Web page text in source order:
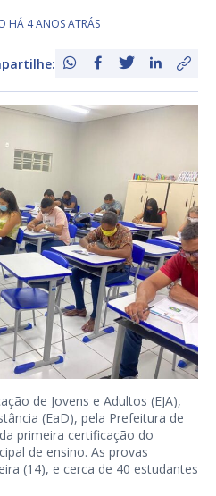
HÁ 4 ANOS ATRÁS
de Jovens e Adultos (EJA),
(EaD), pela Prefeitura de
primeira certificação do
de ensino. As provas
(14), e cerca de 40 estudantes